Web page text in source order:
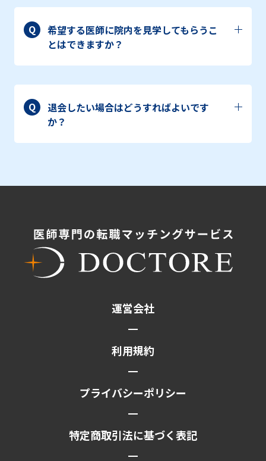
Q
希望する医師に院内を見学してもらうこ
とはできますか？
Q
退会したい場合はどうすればよいです
か？
運営会社
利用規約
プライバシーポリシー
特定商取引法に基づく表記